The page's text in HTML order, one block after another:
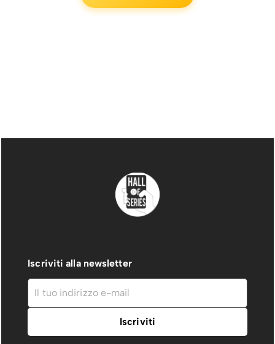
Iscriviti alla newsletter